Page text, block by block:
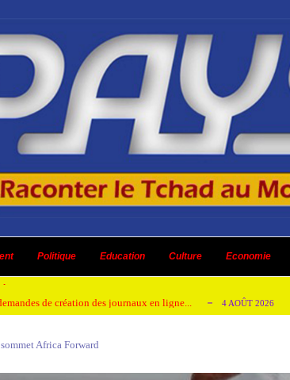
Politique Education Culture Economie
AOÛT 2026
honorer son ancien leader 2 AOÛT 2026
de création des journaux en ligne... 4 AOÛT 2026
un dividende ni une quelconque plus-...
AOÛT 2026
Africa Forward